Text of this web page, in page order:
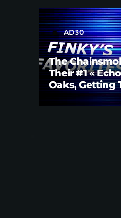
label AD30
The
Their #1 «
Oaks, Getting
Them Better |
Fink Interview